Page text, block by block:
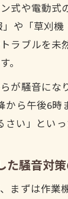
式や電動
や「草刈
ラブルを
。
が騒音にな
から午後6
い」とい
た騒音対
まずは作